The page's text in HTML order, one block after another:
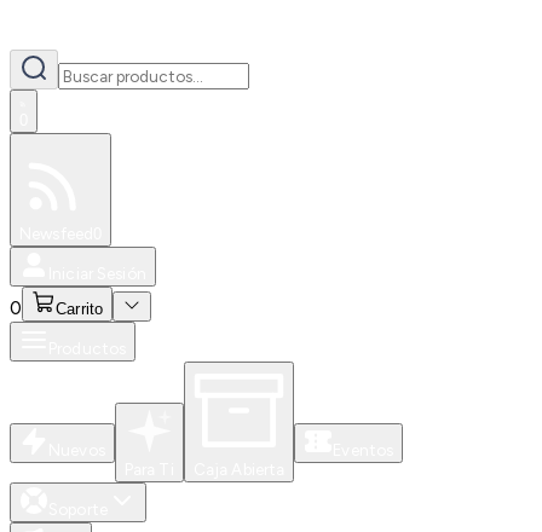
0 Carrito